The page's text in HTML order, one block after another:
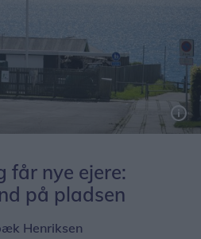
får nye ejere:
på pladsen
Henriksen